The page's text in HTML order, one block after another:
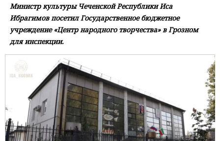
Министр культуры Чеченской Республики Иса
Ибрагимов посетил Государственное бюджетное
учреждение «Центр народного творчества» в Грозном
для инспекции.